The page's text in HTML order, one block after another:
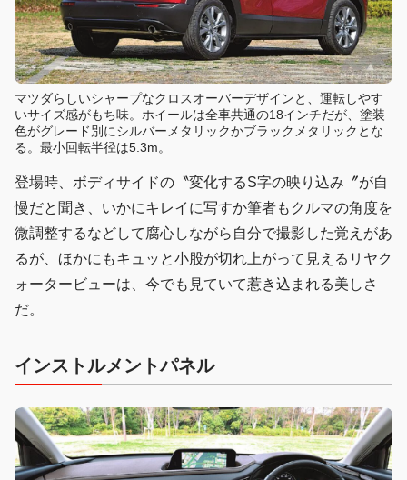
マツダらしいシャープなクロスオーバーデザインと、運転しやす
いサイズ感がもち味。ホイールは全車共通の18インチだが、塗装
色がグレード別にシルバーメタリックかブラックメタリックとな
る。最小回転半径は5.3m。
登場時、ボディサイドの〝変化するS字の映り込み〞が自
慢だと聞き、いかにキレイに写すか筆者もクルマの角度を
微調整するなどして腐心しながら自分で撮影した覚えがあ
るが、ほかにもキュッと小股が切れ上がって見えるリヤク
ォータービューは、今でも見ていて惹き込まれる美しさ
だ。
インストルメントパネル